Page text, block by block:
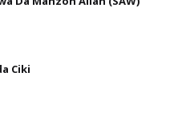
Ciki